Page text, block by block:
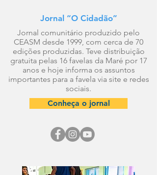
Jornal “O Cidadão”
Jornal comunitário produzido pelo
CEASM desde 1999, com cerca de 70
edições produzidas. Teve distribuição
gratuita pelas 16 favelas da Maré por 17
anos e hoje informa os assuntos
importantes para a favela via site e redes
sociais.
Conheça o jornal